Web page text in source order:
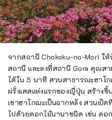
จากสถานี Chokoku-no-Mori ให้
สถานี และลงที่สถานี Gora คุณสา
ได้ใน 5 นาที สวนสาธารณะฮาโก
ฝรั่งเศสแห่งแรกของญี่ปุ่น สร้างขึ้
เขาฮาโกเนะเป็นฉากหลัง สวนเปิ
ไปด้วยดอกไม้นานาชนิด เช่น ดอ